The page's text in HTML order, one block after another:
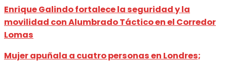
Enrique Galindo fortalece la seguridad y la
movilidad con Alumbrado Táctico en el Corredor
Lomas
Mujer apuñala a cuatro personas en Londres;